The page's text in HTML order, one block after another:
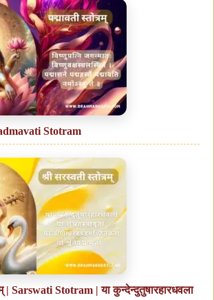
Stotram
| Sarswati Stotram | या कुन्देन्दुतुषारहारधवला